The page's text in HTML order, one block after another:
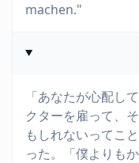
machen."
「あなたが心配し
クターを雇って、
もしれないってこ
った。「僕よりも